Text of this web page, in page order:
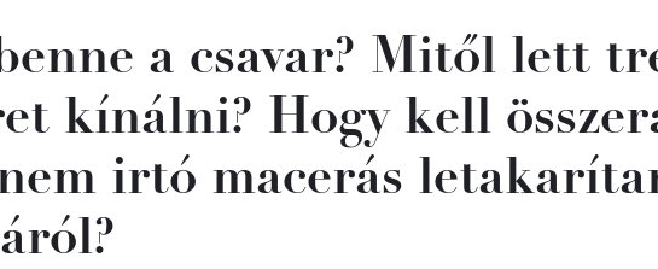
a csavar? Mitől lett
kínálni? Hogy kell
irtó macerás